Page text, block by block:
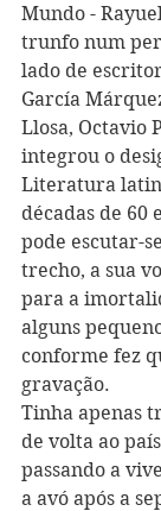
Mundo -
trunfo num
lado de
García
Llosa, Octavio
integrou o
Literatura
décadas de 60
pode escutar-se
trecho, a sua
para a
alguns
conforme fez
gravação.
Tinha apenas
de volta ao
passando a
a avó após a